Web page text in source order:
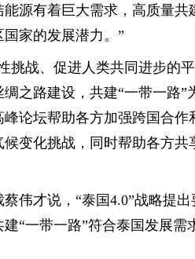
源有着巨大需求，高质量共
家的发展潜力。”
挑战、促进人类共同进步的
之路建设，共建“一带一路”
论坛帮助各方加强跨国合作
变化挑战，同时帮助各方共
伟才说，“泰国4.0”战略提
“一带一路”符合泰国发展需